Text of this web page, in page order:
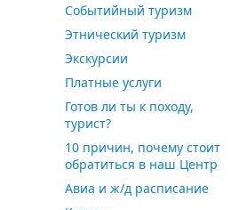
Событийный туризм
Этнический туризм
Экскурсии
Платные услуги
Готов ли ты к походу,
турист?
10 причин, почему стоит
обратиться в наш Центр
Авиа и ж/д расписание